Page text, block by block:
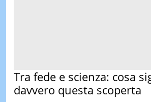
Tra fede e scienza: cosa
davvero questa scoperta